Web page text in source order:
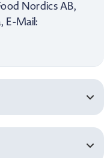
Nordics AB,
E-Mail: